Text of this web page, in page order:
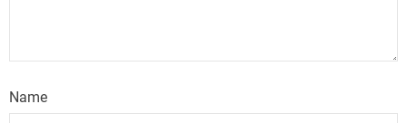
Name